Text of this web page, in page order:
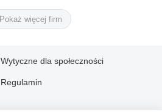
Pokaż więcej firm
Wytyczne dla społeczności
Regulamin